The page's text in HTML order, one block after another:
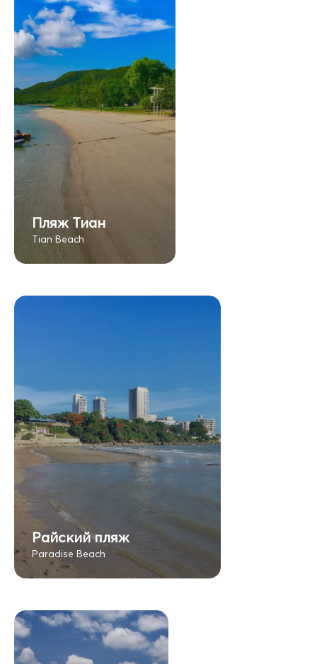
Пляж Тиан
Tian Beach
Райский пляж
Paradise Beach